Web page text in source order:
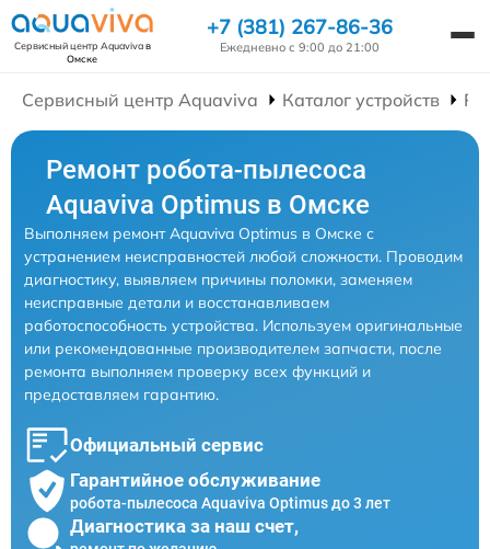
Сервисный центр Aquavivaв
Омске
+7 (381) 267-86-36
Ежедневно с 9:00 до 21:00
Сервисный центр Aquaviva Каталог устройств
Ремонт робота-пылесоса
Aquaviva Optimus в Омске
Выполняем ремонт Aquaviva Optimus в Омске с
устранением неисправностей любой сложности. Проводим
диагностику, выявляем причины поломки, заменяем
неисправные детали и восстанавливаем
работоспособность устройства. Используем оригинальные
или рекомендованные производителем запчасти, после
ремонта выполняем проверку всех функций и
предоставляем гарантию.
Официальный сервис
Гарантийное обслуживание
робота-пылесоса Aquaviva Optimus до 3 лет
Диагностика за наш счет,